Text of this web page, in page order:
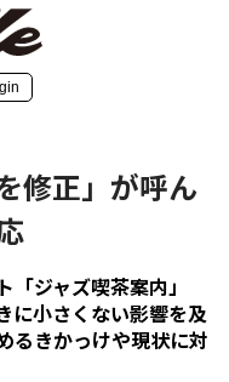
修正」が呼ん
ジャズ喫茶案内」
に小さくない影響を及
るきかっけや現状に対